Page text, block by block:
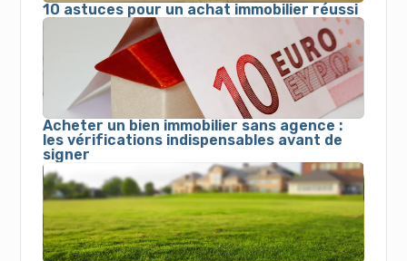
10 astuces pour un achat immobilier réussi
Acheter un bien immobilier sans agence :
les vérifications indispensables avant de
signer